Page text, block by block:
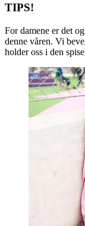
TIPS!
For damene er det
denne våren. Vi
holder oss i den